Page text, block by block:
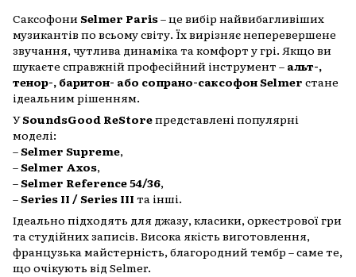
СаксофониSelmer Paris– це вибір найвибагливіших
музикантів по всьому світу. Їх вирізняє неперевершене
звучання, чутлива динаміка та комфорт у грі. Якщо ви
шукаєте справжній професійний інструмент – альт-,
тенор-, баритон- або сопрано-саксофон Selmer стане
ідеальним рішенням.
УSoundsGood ReStoreпредставлені популярні
моделі:
–Selmer Supreme,
–Selmer Axos,
–Selmer Reference 54/36,
–Series II / Series III та інші.
Ідеально підходять для джазу, класики, оркестрової гри
та студійних записів. Висока якість виготовлення,
французька майстерність, благородний тембр – саме те,
що очікують від Selmer.